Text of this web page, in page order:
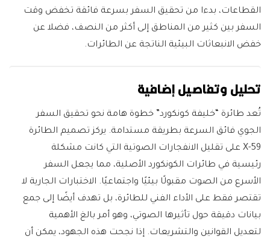
القطاعات، بدءا من تحقيق السفر بسرعة فائقة تخفض وقت
السفر بين كثير من المناطق إلى أكثر من النصف، فضلا عن
خفض الانبعاثات البيئية الناتجة عن الطائرات.
تحليل وتفاصيل إضافية
تُعد طائرة “خليفة كونكورد” خطوة هامة نحو تحقيق السفر
الجوي فائق السرعة بطريقة مستدامة. يركز تصميم الطائرة
X-59 على تقليل الانفجارات الصوتية التي كانت مشكلة
رئيسية في طائرات الكونكورد الأصلية، مما يجعل السفر
الأسرع من الصوت مقبولًا بيئيًا واجتماعيًا. الاختبارات الجارية لا
تقتصر فقط على الأداء الفني للطائرة، بل تهدف أيضًا إلى جمع
بيانات دقيقة حول تأثيرها الصوتي، وهو أمر بالغ الأهمية
لتعديل القوانين والتشريعات. إذا نجحت هذه الجهود، يمكن أن